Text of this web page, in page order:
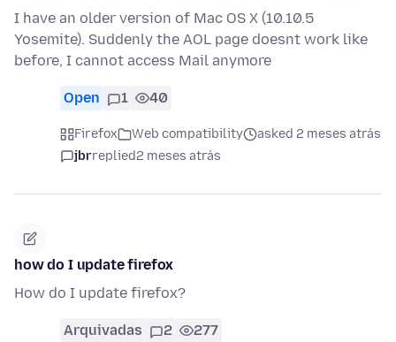
I have an older version of Mac OS X (10.10.5
Yosemite). Suddenly the AOL page doesnt work like
before, I cannot access Mail anymore
Open 1 40
Firefox Web compatibility
asked 2 meses atrás
jbrreplied2 meses atrás
how do I update firefox
How do I update firefox?
Arquivadas 2 277